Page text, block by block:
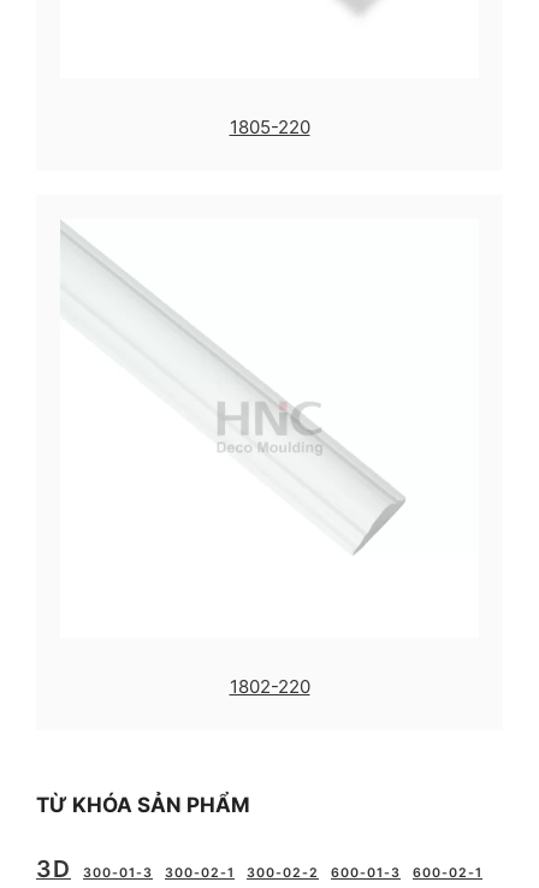
1805-220
1802-220
TỪ KHÓA SẢN PHẨM
3D 300-01-3 300-02-1 300-02-2 600-01-3 600-02-1